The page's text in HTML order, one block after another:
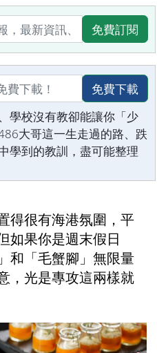
免費訂閱
免費下載
學校沒有教卻能讓你「少
大哥這一生走過的路、跌
學到的教訓，盡可能整理
得很有海港氛圍，平
如果你是週末假日
和「毛蟹腳」無限量
，光是專攻這兩樣就